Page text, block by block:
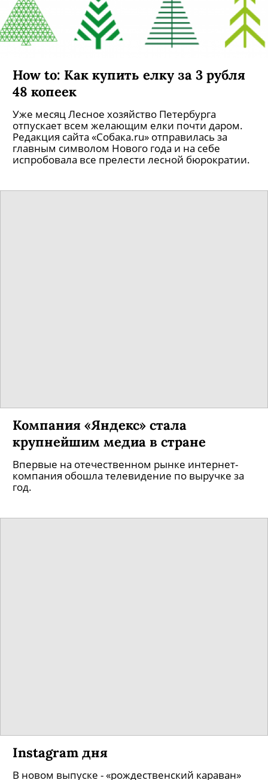
How to: Как купить елку за 3 рубля
48 копеек
Уже месяц Лесное хозяйство Петербурга
отпускает всем желающим елки почти даром.
Редакция сайта «Собака.ru» отправилась за
главным символом Нового года и на себе
испробовала все прелести лесной бюрократии.
Компания «Яндекс» стала
крупнейшим медиа в стране
Впервые на отечественном рынке интернет-
компания обошла телевидение по выручке за
год.
Instagram дня
В новом выпуске - «рождественский караван»